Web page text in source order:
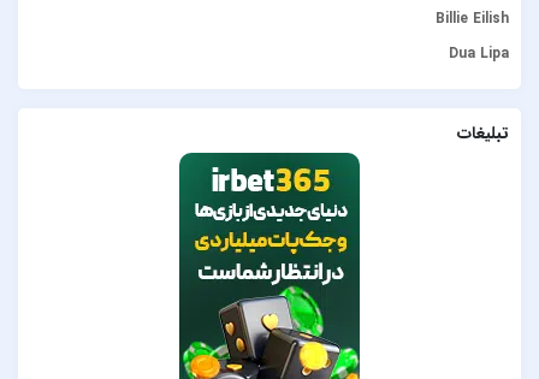
Billie Eilish
Dua Lipa
Gülşen
تبلیغات